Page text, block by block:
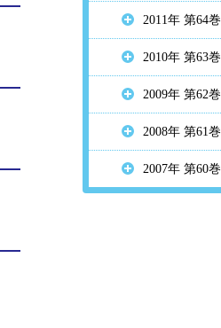
2011年 第64巻
2010年 第63巻
2009年 第62巻
2008年 第61巻
2007年 第60巻